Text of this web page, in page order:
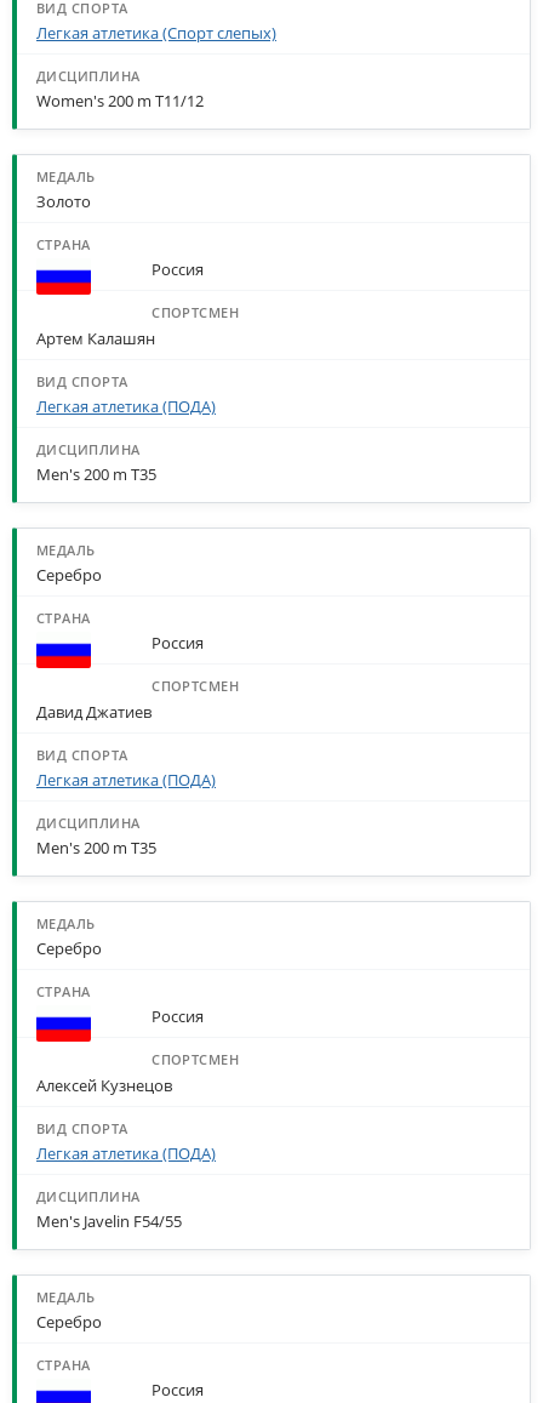
Легкая атлетика (Спорт слепых)
Women's 200 m T11/12
Золото
Россия
Артем Калашян
Легкая атлетика (ПОДА)
Men's 200 m T35
Серебро
Россия
Давид Джатиев
Легкая атлетика (ПОДА)
Men's 200 m T35
Серебро
Россия
Алексей Кузнецов
Легкая атлетика (ПОДА)
Men's Javelin F54/55
Серебро
Россия